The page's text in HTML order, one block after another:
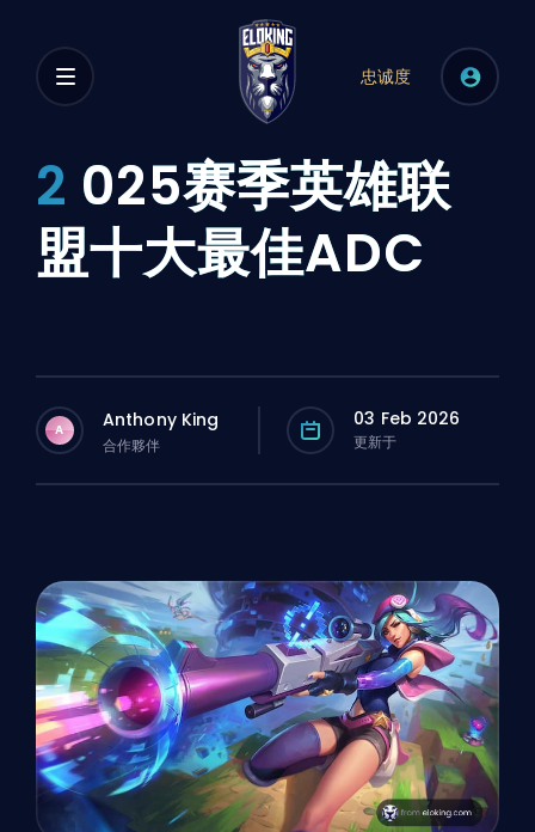
忠诚度
2 025赛季英雄联
盟十大最佳ADC
A Anthony King
合作夥伴
03 Feb 2026
更新于